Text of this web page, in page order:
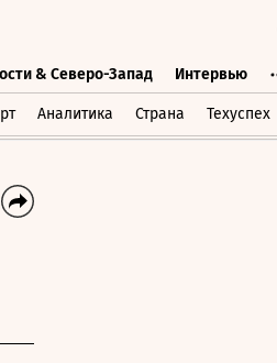
& Северо-Запад Интервью
Аналитика Страна Техуспех
& Северо-Запад Интервью